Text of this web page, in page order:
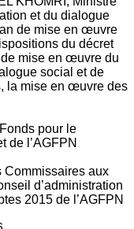
et du dialogue
de mise en œuvre
du décret
de mise en œuvre du
social et de
la mise en œuvre des
pour le
de l’AGFPN
Commissaires aux
d’administration
2015 de l’AGFPN